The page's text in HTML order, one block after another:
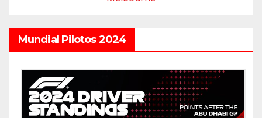
Mundial Pilotos 2024